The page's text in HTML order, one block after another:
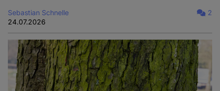
Sebastian Schnelle
24.07.2026
2